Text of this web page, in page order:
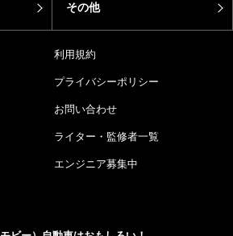
その他
利用規約
プライバシーポリシー
お問い合わせ
ライター・監修者一覧
エンジニア募集中